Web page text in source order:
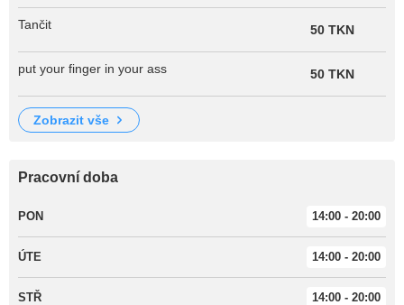
Tančit 50 TKN
put your finger in your ass 50 TKN
zobrazit vše
Pracovní doba
PON 14:00 - 20:00
ÚTE 14:00 - 20:00
STŘ 14:00 - 20:00